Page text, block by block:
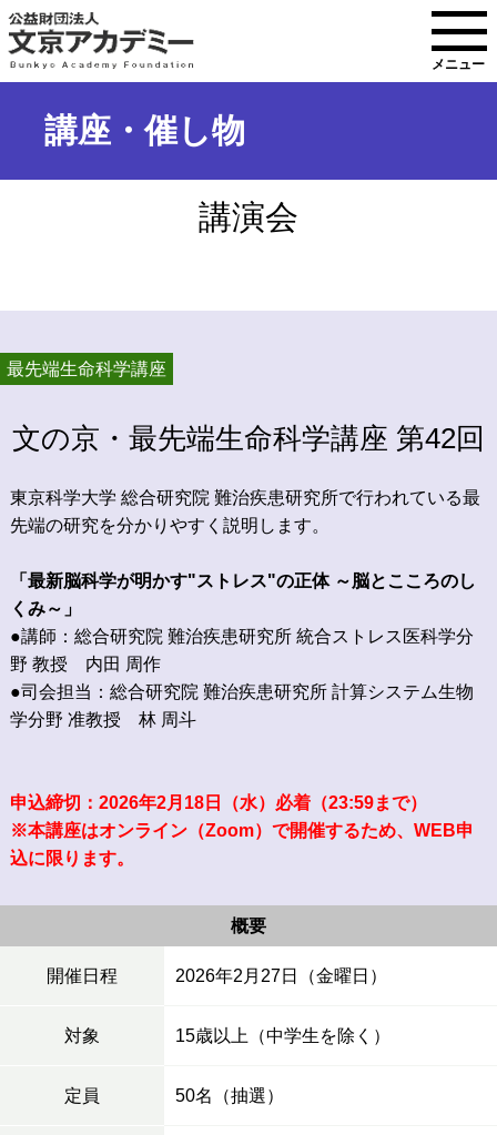
メニュー
講座・催し物
講演会
最先端生命科学講座
文の京・最先端生命科学講座 第42回
東京科学大学 総合研究院 難治疾患研究所で行われている最
先端の研究を分かりやすく説明します。
「最新脳科学が明かす"ストレス"の正体 ～脳とこころのし
くみ～」
●講師：総合研究院 難治疾患研究所 統合ストレス医科学分
野 教授 内田 周作
●司会担当：総合研究院 難治疾患研究所 計算システム生物
学分野 准教授 林 周斗
申込締切：2026年2月18日（水）必着（23:59まで）
※本講座はオンライン（Zoom）で開催するため、WEB申
込に限ります。
概要
開催日程 2026年2月27日（金曜日）
対象 15歳以上（中学生を除く）
定員 50名（抽選）